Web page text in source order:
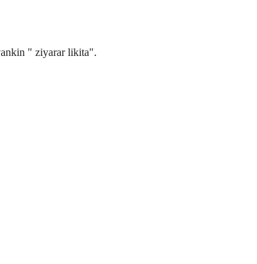
" ziyarar likita".